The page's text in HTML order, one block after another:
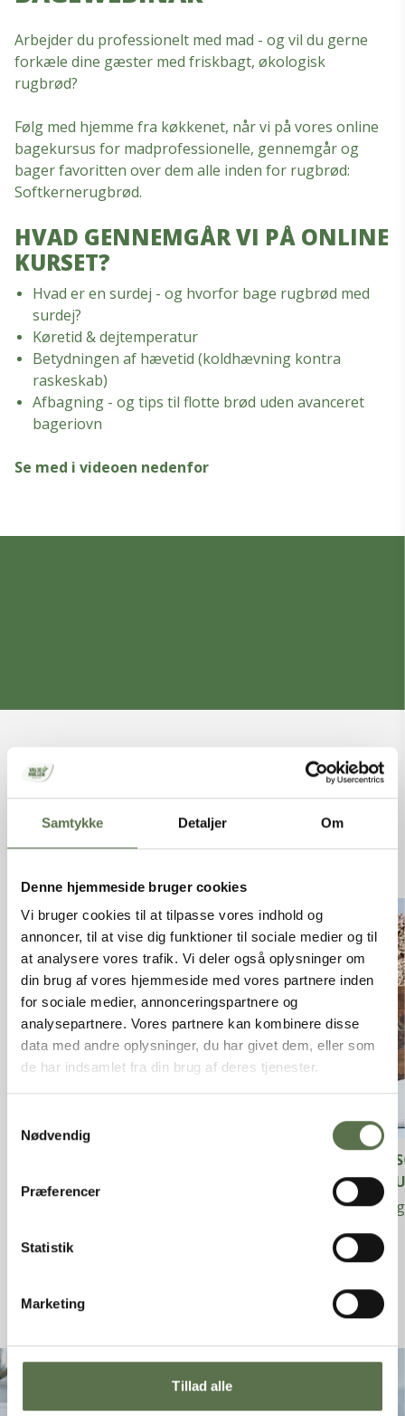
Samtykke Detaljer Om
Denne hjemmeside bruger cookies
Vi bruger cookies til at tilpasse vores indhold og
annoncer, til at vise dig funktioner til sociale medier og til
at analysere vores trafik. Vi deler også oplysninger om
din brug af vores hjemmeside med vores partnere inden
for sociale medier, annonceringspartnere og
analysepartnere. Vores partnere kan kombinere disse
data med andre oplysninger, du har givet dem, eller som
de har indsamlet fra din brug af deres tjenester.
Nødvendig
Præferencer
Statistik
Marketing
Tillad alle
Arbejder du professionelt med mad - og vil du gerne
forkæle dine gæster med friskbagt, økologisk
rugbrød?
Følg med hjemme fra køkkenet, når vi på vores online
bagekursus for madprofessionelle, gennemgår og
bager favoritten over dem alle inden for rugbrød:
Softkernerugbrød.
HVAD GENNEMGÅR VI PÅ ONLINE
KURSET?
Hvad er en surdej - og hvorfor bage rugbrød med
surdej?
Køretid & dejtemperatur
Betydningen af hævetid (koldhævning kontra
raskeskab)
Afbagning - og tips til flotte brød uden avanceret
bageriovn
Se med i videoen nedenfor
OPSKRIFTER PÅ
SOFTKERNERUGBRØD
Basis rugbrød mørk 20/80 NaturAks
Delisoft